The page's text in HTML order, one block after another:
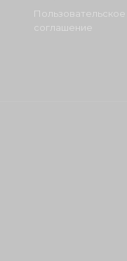
Пользовательское
соглашение